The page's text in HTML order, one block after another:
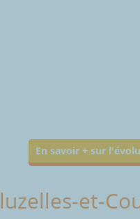
En savoir + sur
et-